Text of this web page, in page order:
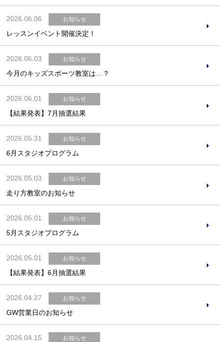
2026.06.06 お知らせ
レッスンイベント開催決定！
2026.06.03 お知らせ
今月のキッズスポーツ教室は…？
2026.06.01 お知らせ
【結果発表】7月抽選結果
2026.05.31 お知らせ
6月スタジオプログラム
2026.05.03 お知らせ
走り方教室のお知らせ
2026.05.01 お知らせ
5月スタジオプログラム
2026.05.01 お知らせ
【結果発表】6月抽選結果
2026.04.27 お知らせ
GW営業日のお知らせ
2026.04.15 お知らせ